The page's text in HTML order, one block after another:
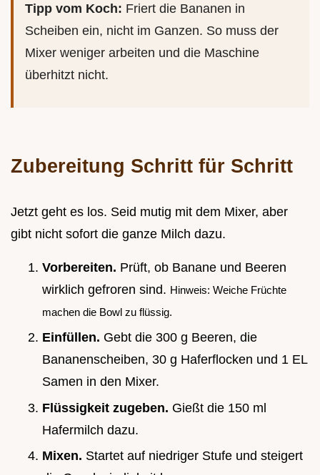
Tipp vom Koch: Friert die Bananen in
Scheiben ein, nicht im Ganzen. So muss der
Mixer weniger arbeiten und die Maschine
überhitzt nicht.
Zubereitung Schritt für Schritt
Jetzt geht es los. Seid mutig mit dem Mixer, aber
gibt nicht sofort die ganze Milch dazu.
Vorbereiten. Prüft, ob Banane und Beeren
wirklich gefroren sind. Hinweis: Weiche Früchte
machen die Bowl zu flüssig.
Einfüllen. Gebt die 300 g Beeren, die
Bananenscheiben, 30 g Haferflocken und 1 EL
Samen in den Mixer.
Flüssigkeit zugeben. Gießt die 150 ml
Hafermilch dazu.
Mixen. Startet auf niedriger Stufe und steigert